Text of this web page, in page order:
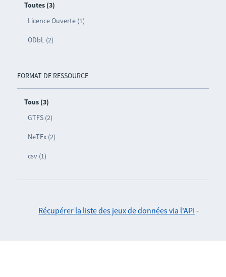
Toutes (3)
Licence Ouverte (1)
ODbL (2)
FORMAT DE RESSOURCE
Tous (3)
GTFS (2)
NeTEx (2)
csv (1)
Récupérer la liste des jeux de données via l'API -